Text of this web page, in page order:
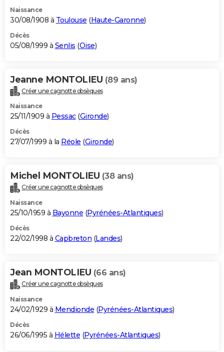
Naissance
30/08/1908 à Toulouse (Haute-Garonne)
Décès
05/08/1999 à Senlis (Oise)
Jeanne MONTOLIEU (89 ans)
Créer une cagnotte obsèques
Naissance
25/11/1909 à Pessac(Gironde)
Décès
27/07/1999 à la Réole (Gironde)
Michel MONTOLIEU (38 ans)
Créer une cagnotte obsèques
Naissance
25/10/1959 à Bayonne (Pyrénées-Atlantiques)
Décès
22/02/1998 à Capbreton (Landes)
Jean MONTOLIEU (66 ans)
Créer une cagnotte obsèques
Naissance
24/02/1929 à Mendionde (Pyrénées-Atlantiques)
Décès
26/06/1995 à Hélette (Pyrénées-Atlantiques)